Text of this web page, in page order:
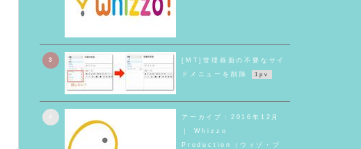
3
[MT]管理画面の不要なサイ
ドメニューを削除
1pv
アーカイブ：2016年12月
｜ Whizzo
Production（ウィゾ・プ